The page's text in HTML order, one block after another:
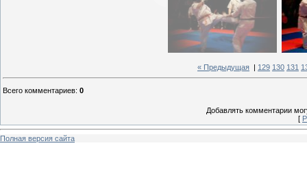
« Предыдущая 129 130 131
Всего комментариев: 0
Добавлять комментарии
[
Полная версия сайта